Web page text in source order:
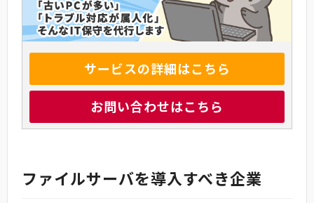
サービスの詳細はこちら
お問い合わせはこちら
ファイルサーバを導入すべき企業